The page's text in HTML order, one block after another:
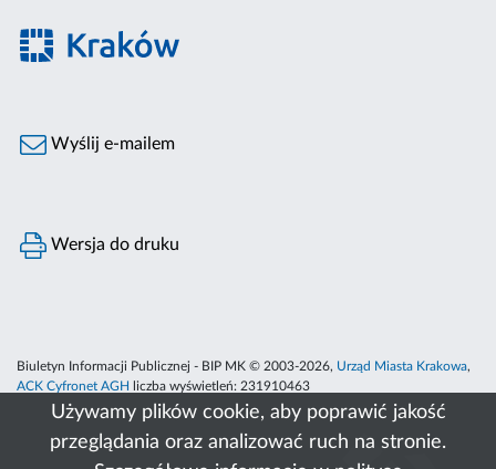
Używamy plików cookie, aby poprawić jakość
przeglądania oraz analizować ruch na stronie.
Wyślij e-mailem
Wersja do druku
Biuletyn Informacji Publicznej - BIP MK © 2003-2026, Urząd Miasta Krakowa,
ACK Cyfronet AGH
liczba wyświetleń: 231910463